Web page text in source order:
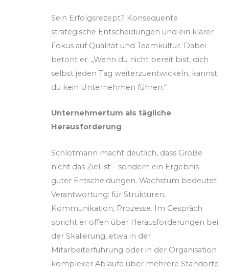
Sein Erfolgsrezept? Konsequente
strategische Entscheidungen und ein klarer
Fokus auf Qualität und Teamkultur. Dabei
betont er: „Wenn du nicht bereit bist, dich
selbst jeden Tag weiterzuentwickeln, kannst
du kein Unternehmen führen.“
Unternehmertum als tägliche
Herausforderung
Schlotmann macht deutlich, dass Größe
nicht das Ziel ist – sondern ein Ergebnis
guter Entscheidungen. Wachstum bedeutet
Verantwortung: für Strukturen,
Kommunikation, Prozesse. Im Gespräch
spricht er offen über Herausforderungen bei
der Skalierung, etwa in der
Mitarbeiterführung oder in der Organisation
komplexer Abläufe über mehrere Standorte